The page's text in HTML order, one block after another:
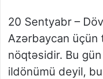
20 Sentyabr –
Azərbaycan üçün
nöqtəsidir. Bu gün
ildönümü deyil,